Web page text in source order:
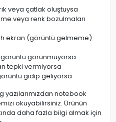
veya çatlak oluştuysa
veya renk bozulmaları
ekran (görüntü gelmeme)
görüntü görünmüyorsa
tepki vermiyorsa
gidip geliyorsa
yazılarımızdan notebook
okuyabilirsiniz. Ürünün
daha fazla bilgi almak için